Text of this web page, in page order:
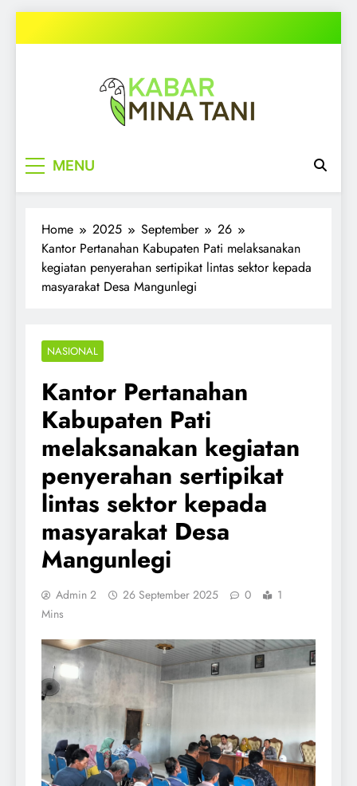
to
MENU
Home 2025 September
26
Kantor Pertanahan Kabupaten Pati melaksanakan
kegiatan penyerahan sertipikat lintas sektor kepada
masyarakat Desa Mangunlegi
NASIONAL
Kantor Pertanahan
Kabupaten Pati
melaksanakan kegiatan
penyerahan sertipikat
lintas sektor kepada
masyarakat Desa
Mangunlegi
Admin 2 26 September 2025 0
1
Mins